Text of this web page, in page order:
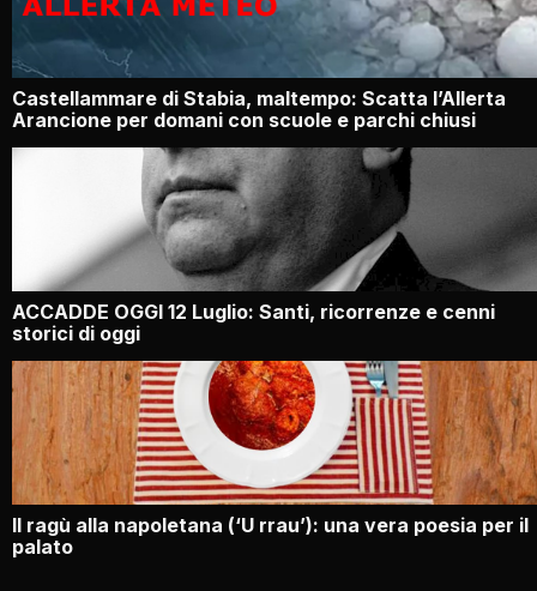
Castellammare di Stabia, maltempo: Scatta l’Allerta
Arancione per domani con scuole e parchi chiusi
ACCADDE OGGI 12 Luglio: Santi, ricorrenze e cenni
storici di oggi
Il ragù alla napoletana (‘U rrau’): una vera poesia per il
palato